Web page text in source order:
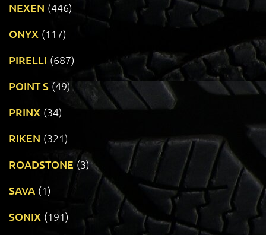
NEXEN (446)
ONYX (117)
PIRELLI (687)
POINT S (49)
PRINX (34)
RIKEN (321)
ROADSTONE (3)
SAVA (1)
SONIX (191)